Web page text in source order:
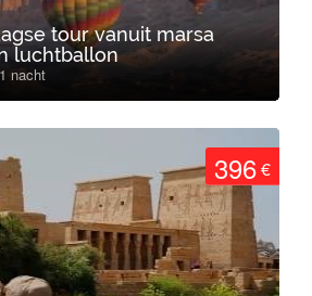
tour vanuit marsa
luchtballon
nacht
396€